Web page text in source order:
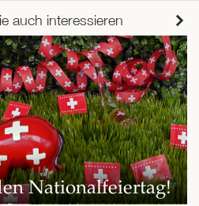
auch interessieren
Nationalfeiertag!